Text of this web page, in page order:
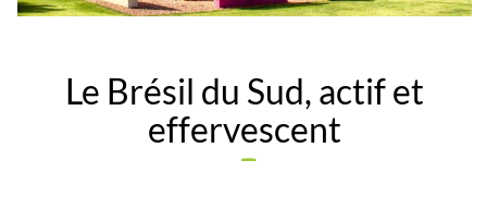
Le Brésil du Sud, actif et
effervescent